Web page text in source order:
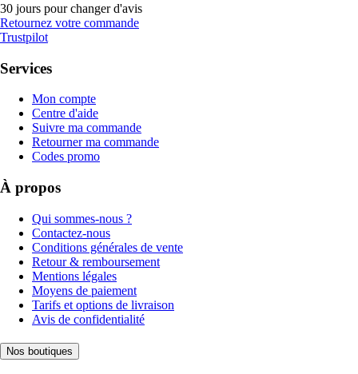
30 jours pour changer d'avis
Retournez votre commande
Trustpilot
Services
Mon compte
Centre d'aide
Suivre ma commande
Retourner ma commande
Codes promo
À propos
Qui sommes-nous ?
Contactez-nous
Conditions générales de vente
Retour & remboursement
Mentions légales
Moyens de paiement
Tarifs et options de livraison
Avis de confidentialité
Nos boutiques